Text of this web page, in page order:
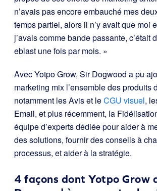
n’avais pas encore embauché mes
temps partiel, alors il n’y avait que moi
j’avais comme bande passante, c’était
eblast une fois par mois. »
Avec Yotpo Grow, Sir Dogwood a pu
marketing mix l’ensemble des produits
notamment les Avis et leCGU visuel,
Email, et plus récemment, la
équipe d’experts dédiée pour aider à
des solutions, fournir des conseils à
processus, et aider à la stratégie.
4 façons dont Yotpo Grow